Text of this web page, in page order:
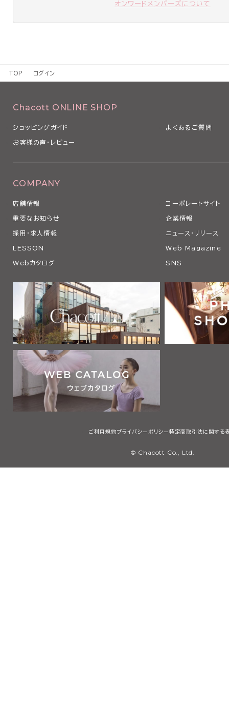
オンワードメンバーズについて
TOP ログイン
Chacott ONLINE SHOP
ショッピングガイド よくあるご質問
お客様の声・レビュー
COMPANY
店舗情報 コーポレートサイト
重要なお知らせ 企業情報
採用・求人情報 ニュース・リリース
LESSON Web Magazine
Webカタログ SNS
ご利用規約プライバシーポリシー 特定商取引法に関する
© Chacott Co., Ltd.